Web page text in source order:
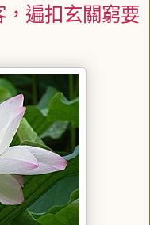
遍扣玄關窮要